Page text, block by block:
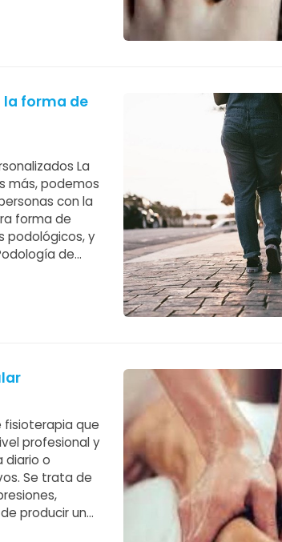
forma de
La
más, podemos
con la
forma de
podológicos, y
de
fisioterapia que
profesional y
diario o
Se trata de
producir un